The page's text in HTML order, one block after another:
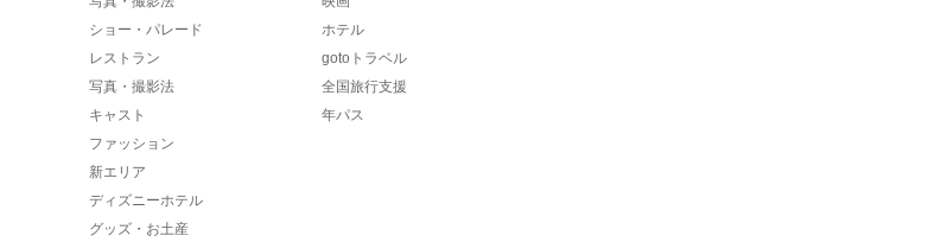
ショー・パレード
レストラン
写真・撮影法
キャスト
ファッション
新エリア
ディズニーホテル
グッズ・お土産
ホテル
gotoトラベル
全国旅行支援
年パス